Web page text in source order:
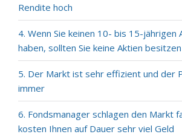
Rendite hoch
4. Wenn Sie keinen 10- bis 15-jährigen
haben, sollten Sie keine Aktien besitzen
5. Der Markt ist sehr effizient und der
immer
6. Fondsmanager schlagen den Markt
kosten Ihnen auf Dauer sehr viel Geld